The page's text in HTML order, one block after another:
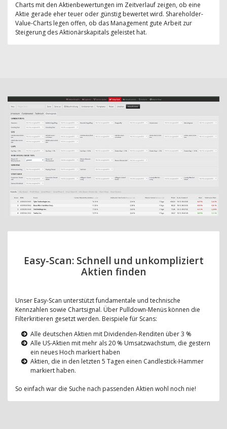
Charts mit den Aktienbewertungen im Zeitverlauf zeigen, ob eine
Aktie gerade eher teuer oder günstig bewertet wird. Shareholder-
Value-Charts legen offen, ob das Management gute Arbeit zur
Steigerung des Aktionärskapitals geleistet hat.
Easy-Scan: Schnell und unkompliziert
Aktien finden
Unser Easy-Scan unterstützt fundamentale und technische
Kennzahlen sowie Chartsignal. Über Pulldown-Menüs können die
Filterkritieren gesetzt werden. Beispiele für Scans:
Alle deutschen Aktien mit Dividenden-Renditen über 3 %
Alle US-Aktien mit mehr als 20 % Umsatzwachstum, die gestern
ein neues Hoch markiert haben
Aktien, die in den letzten 5 Tagen einen Candlestick-Hammer
markiert haben.
So einfach war die Suche nach passenden Aktien wohl noch nie!